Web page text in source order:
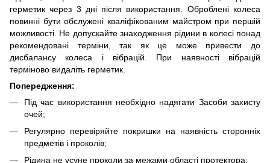
герметик через 3 дні після використання. Оброблені колеса
повинні бути обслужені кваліфікованим майстром при першій
можливості. Не допускайте знаходження рідини в колесі понад
рекомендовані терміни, так як це може привести до
дисбалансу колеса і вібрацій. При наявності вібрацій
терміново видаліть герметик.
Попередження:
Під час використання необхідно надягати Засоби захисту
очей;
Регулярно перевіряйте покришки на наявність сторонніх
предметів і проколів;
Рідина не усуне проколи за межами області протектора;